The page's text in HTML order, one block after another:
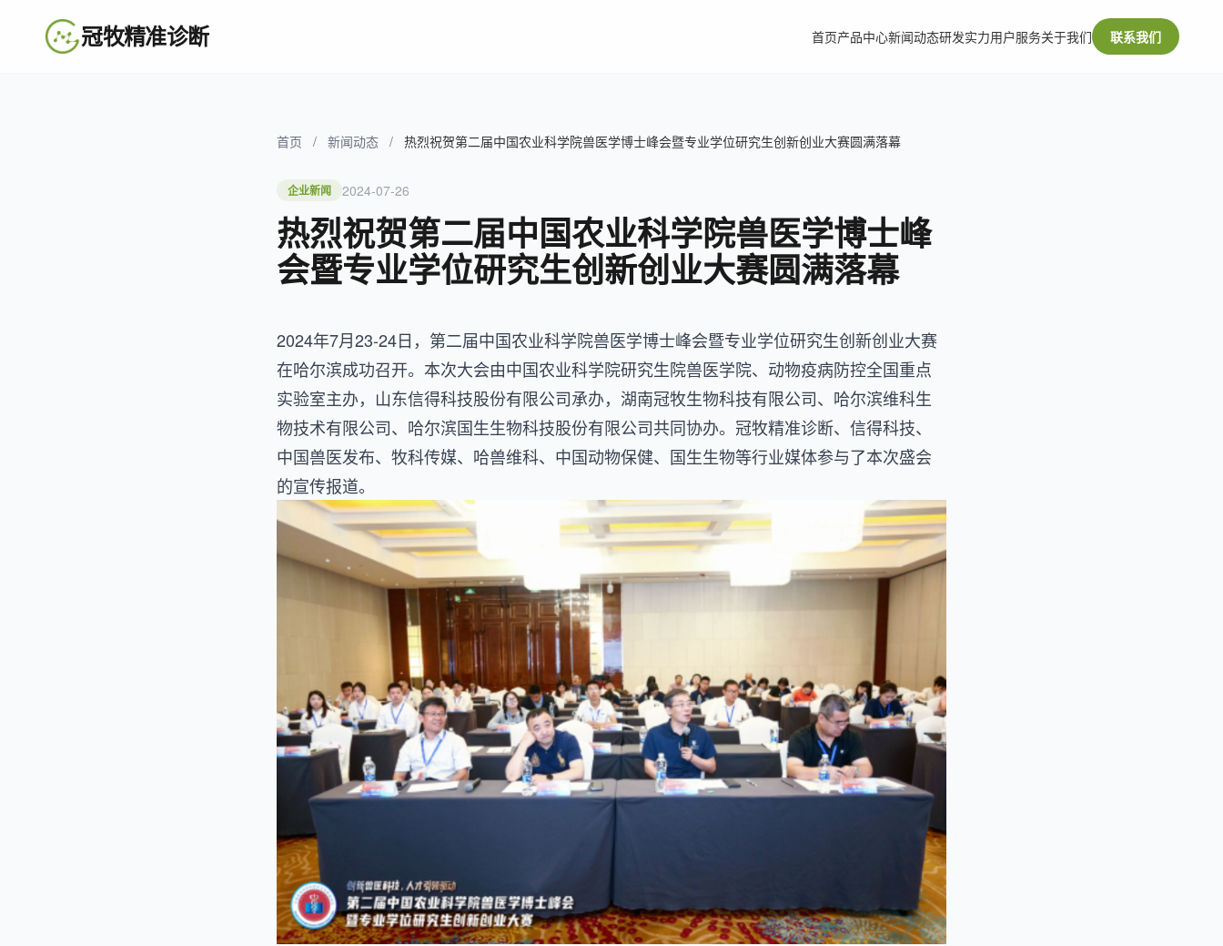
冠牧精准诊断 首页产品中心新闻动态研发实力用户服务关于我们 联系我们
首页 / 新闻动态 / 热烈祝贺第二届中国农业科学院兽医学博士峰会暨专业学位研究生创新创业大赛圆满落幕
企业新闻 2024-07-26
热烈祝贺第二届中国农业科学院兽医学博士峰
会暨专业学位研究生创新创业大赛圆满落幕
2024年7月23-24日，第二届中国农业科学院兽医学博士峰会暨专业学位研究生创新创业大赛
在哈尔滨成功召开。本次大会由中国农业科学院研究生院兽医学院、动物疫病防控全国重点
实验室主办，山东信得科技股份有限公司承办，湖南冠牧生物科技有限公司、哈尔滨维科生
物技术有限公司、哈尔滨国生生物科技股份有限公司共同协办。冠牧精准诊断、信得科技、
中国兽医发布、牧科传媒、哈兽维科、中国动物保健、国生生物等行业媒体参与了本次盛会
的宣传报道。